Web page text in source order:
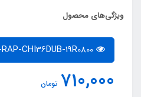
ویژگی‌های محصول
710,000 تومان